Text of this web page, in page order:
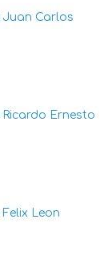
Juan Carlos
Ricardo Ernesto
Felix Leon